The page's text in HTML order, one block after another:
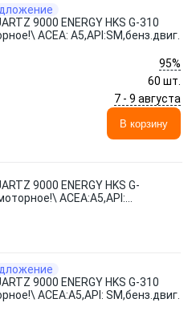
9000 ENERGY HKS G-310
ACEA: A5,API:SM,бенз.двиг.
95%
60 шт.
7 - 9 августа
В корзину
9000 ENERGY HKS G-
ACEA:A5,API:
Hyundai
9000 ENERGY HKS G-310
ACEA:A5,API: SM,бенз.двиг.